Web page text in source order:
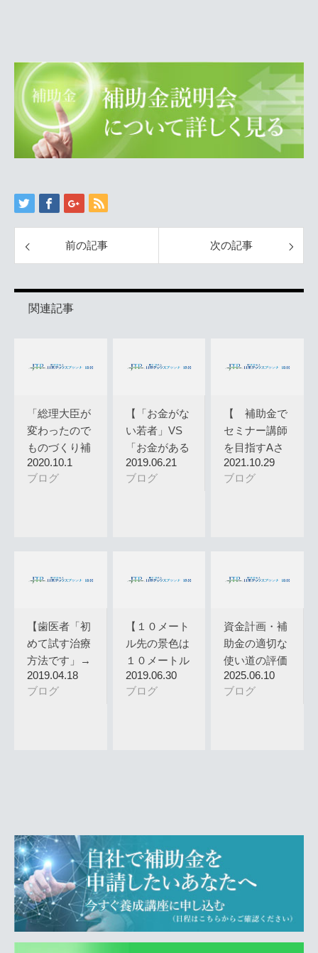
前の記事 次の記事
関連記事
「総理大臣が
変わったので
ものづくり補
助金がなく…
2020.10.1
ブログ
【「お金がな
い若者」VS
「お金がある
高齢者」ど…
2019.06.21
ブログ
【 補助金で
セミナー講師
を目指すAさ
んの物語６…
2021.10.29
ブログ
【歯医者「初
めて試す治療
方法です」→
受け入れら…
2019.04.18
ブログ
【１０メート
ル先の景色は
１０メートル
走らないと…
2019.06.30
ブログ
資金計画・補
助金の適切な
使い道の評価
2025.06.10
ブログ